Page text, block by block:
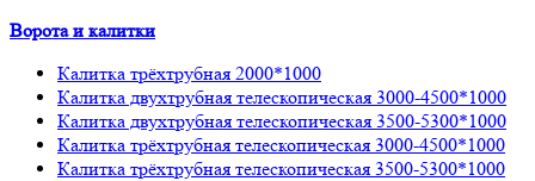
Ворота и калитки
Калитка трёхтрубная 2000*1000
Калитка двухтрубная телескопическая 3000-4500*1000
Калитка двухтрубная телескопическая 3500-5300*1000
Калитка трёхтрубная телескопическая 3000-4500*1000
Калитка трёхтрубная телескопическая 3500-5300*1000